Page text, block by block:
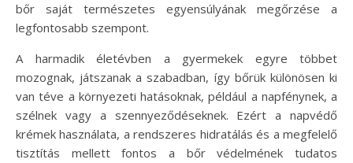
bőr saját természetes egyensúlyának megőrzése a
legfontosabb szempont.
A harmadik életévben a gyermekek egyre többet
mozognak, játszanak a szabadban, így bőrük különösen ki
van téve a környezeti hatásoknak, például a napfénynek, a
szélnek vagy a szennyeződéseknek. Ezért a napvédő
krémek használata, a rendszeres hidratálás és a megfelelő
tisztítás mellett fontos a bőr védelmének tudatos